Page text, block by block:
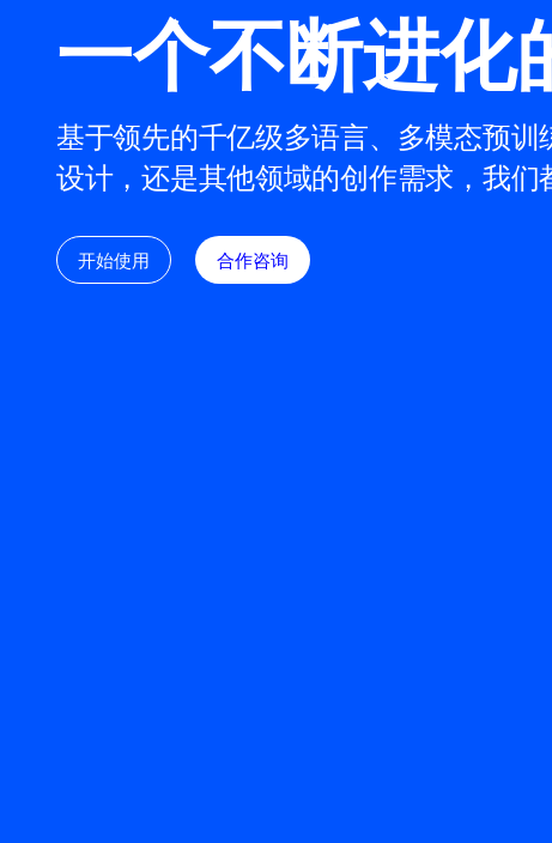
一个不断进化
基于领先的千亿级多语言、多模态预
设计，还是其他领域的创作需求，我
开始使用 合作咨询